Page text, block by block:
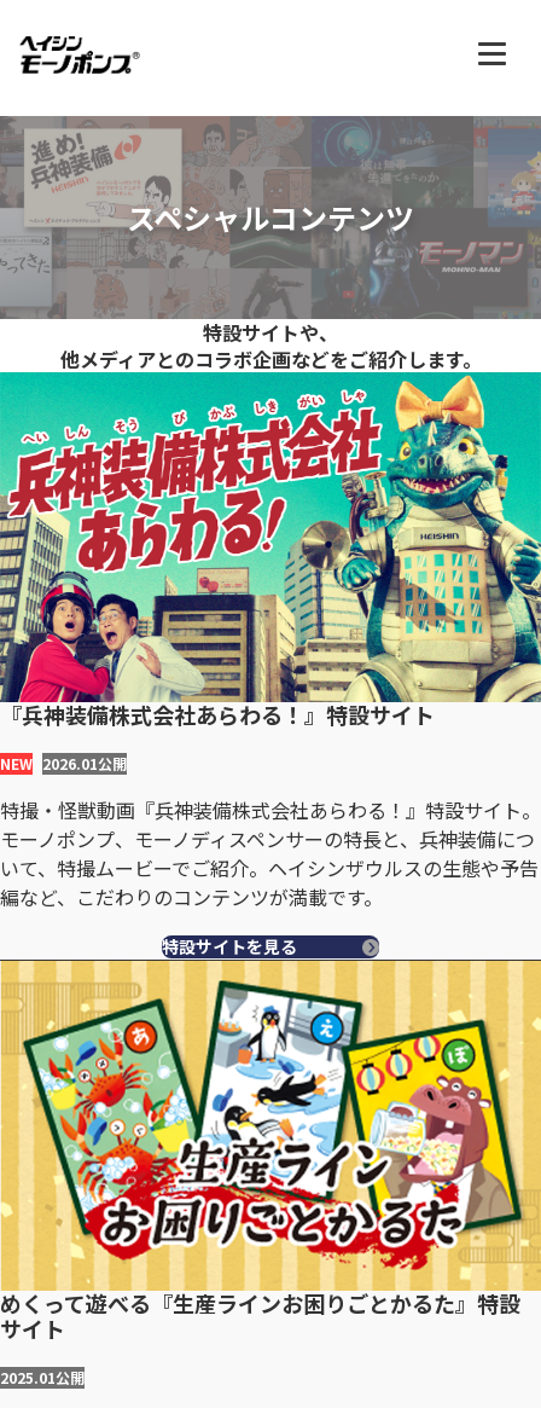
スペシャルコンテンツ
特設サイトや、
他メディアとのコラボ企画などをご紹介します。
『兵神装備株式会社あらわる！』特設サイト
NEW 2026.01公開
特撮・怪獣動画『兵神装備株式会社あらわる！』特設サイト。
モーノポンプ、モーノディスペンサーの特長と、兵神装備につ
いて、特撮ムービーでご紹介。ヘイシンザウルスの生態や予告
編など、こだわりのコンテンツが満載です。
特設サイトを見る
めくって遊べる『生産ラインお困りごとかるた』特設
サイト
2025.01公開